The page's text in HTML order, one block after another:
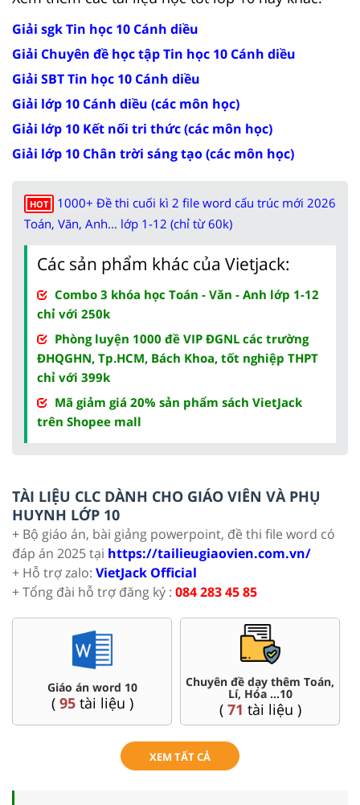
Giải sgk Tin học 10 Cánh diều
Giải Chuyên đề học tập Tin học 10 Cánh diều
Giải SBT Tin học 10 Cánh diều
Giải lớp 10 Cánh diều (các môn học)
Giải lớp 10 Kết nối tri thức (các môn học)
Giải lớp 10 Chân trời sáng tạo (các môn học)
HOT
1000+ Đề thi cuối kì 2 file word cấu trúc mới 2026
Toán, Văn, Anh... lớp 1-12 (chỉ từ 60k)
Các sản phẩm khác của Vietjack:
Combo 3 khóa học Toán - Văn - Anh lớp 1-12
chỉ với 250k
Phòng luyện 1000 đề VIP ĐGNL các trường
ĐHQGHN, Tp.HCM, Bách Khoa, tốt nghiệp THPT
chỉ với 399k
Mã giảm giá 20% sản phẩm sách VietJack
trên Shopee mall
TÀI LIỆU CLC DÀNH CHO GIÁO VIÊN VÀ PHỤ
HUYNH LỚP 10
+ Bộ giáo án, bài giảng powerpoint, đề thi file word có
đáp án 2025 tại https://tailieugiaovien.com.vn/
+ Hỗ trợ zalo: VietJack Official
+ Tổng đài hỗ trợ đăng ký : 084 283 45 85
đề dạy thêm Toán,
Lí, Hóa ...10
tài liệu )
Đề thi HSG 10
tài liệu )
Trắc
XEM TẤT CẢ